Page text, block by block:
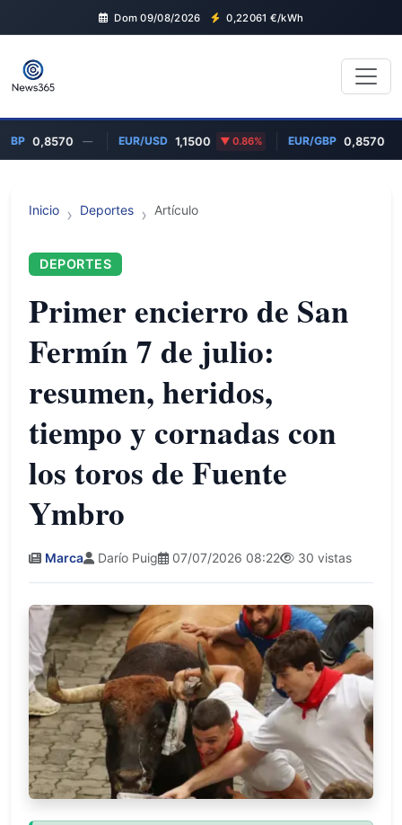
Dom 09/08/2026 0,22061 €/kWh
0,8570 — EUR/USD 1,1500 0.86% EUR/GBP 0,8570
Inicio Deportes Artículo
DEPORTES
Primer encierro de San
Fermín 7 de julio:
resumen, heridos,
tiempo y cornadas con
los toros de Fuente
Ymbro
Marca Darío Puig 07/07/2026 08:22 30 vistas